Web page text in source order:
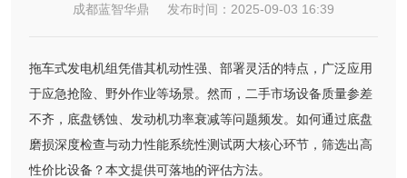
成都蓝智华鼎 发布时间：2025-09-03 16:39
拖车式发电机组凭借其机动性强、部署灵活的特点，广泛应用
于应急抢险、野外作业等场景。然而，二手市场设备质量参差
不齐，底盘锈蚀、发动机功率衰减等问题频发。如何通过底盘
磨损深度检查与动力性能系统性测试两大核心环节，筛选出高
性价比设备？本文提供可落地的评估方法。